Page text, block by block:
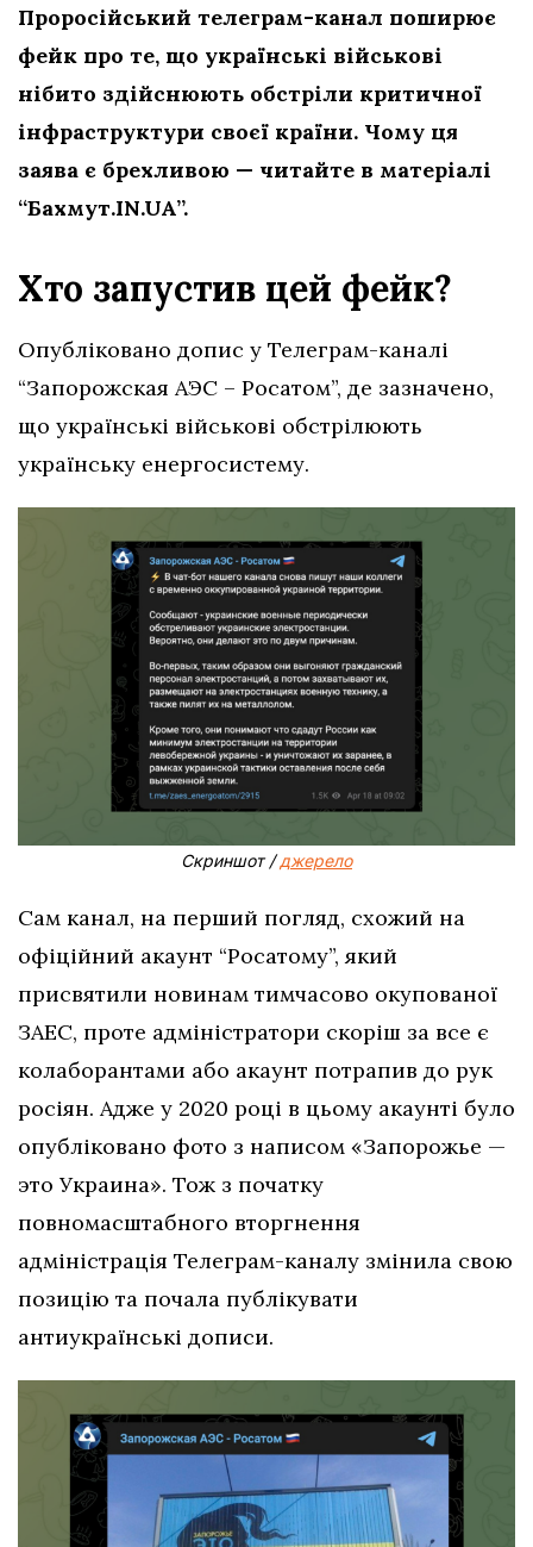
Проросійський телеграм-канал поширює
фейк про те, що українські військові
нібито здійснюють обстріли критичної
інфраструктури своєї країни. Чому ця
заява є брехливою — читайте в матеріалі
“Бахмут.IN.UA”.
Хто запустив цей фейк?
Опубліковано допис у Телеграм-каналі
“Запорожская АЭС – Росатом”, де зазначено,
що українські військові обстрілюють
українську енергосистему.
Скриншот /джерело
Сам канал, на перший погляд, схожий на
офіційний акаунт “Росатому”, який
присвятили новинам тимчасово окупованої
ЗАЕС, проте адміністратори скоріш за все є
колаборантами або акаунт потрапив до рук
росіян. Адже у 2020 році в цьому акаунті було
опубліковано фото з написом «Запорожье —
это Украина». Тож з початку
повномасштабного вторгнення
адміністрація Телеграм-каналу змінила свою
позицію та почала публікувати
антиукраїнські дописи.